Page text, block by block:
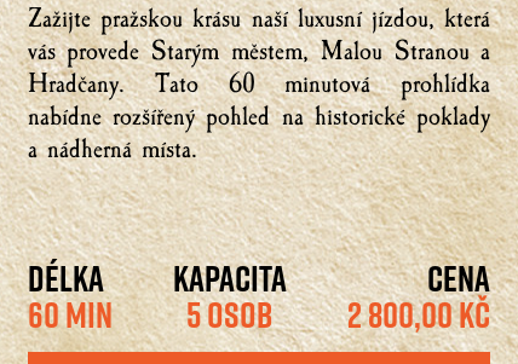
Zažijte pražskou krásu naší luxusní jízdou, která
vás provede Starým městem, Malou Stranou a
Hradčany. Tato 60 minutová prohlídka
nabídne rozšířený pohled na historické poklady
a nádherná místa.
DÉLKA
60 MIN
KAPACITA
5 OSOB
CENA
2 800,00 KČ